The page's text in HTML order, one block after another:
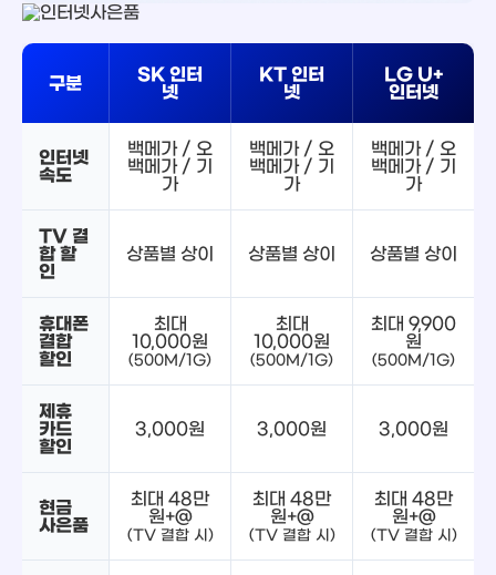
구분
SK 인터
넷
KT 인터
넷
LG U+
인터넷
인터넷
속도
백메가 / 오
백메가 / 기
가
백메가 / 오
백메가 / 기
가
백메가 / 오
백메가 / 기
가
TV 결
합 할
인
상품별 상이 상품별 상이 상품별 상이
휴대폰
결합
할인
최대
10,000원
(500M/1G)
최대
10,000원
(500M/1G)
최대 9,900
원
(500M/1G)
제휴
카드
할인
3,000원 3,000원 3,000원
현금
사은품
최대 48만
원+@
(TV 결합 시)
최대 48만
원+@
(TV 결합 시)
최대 48만
원+@
(TV 결합 시)